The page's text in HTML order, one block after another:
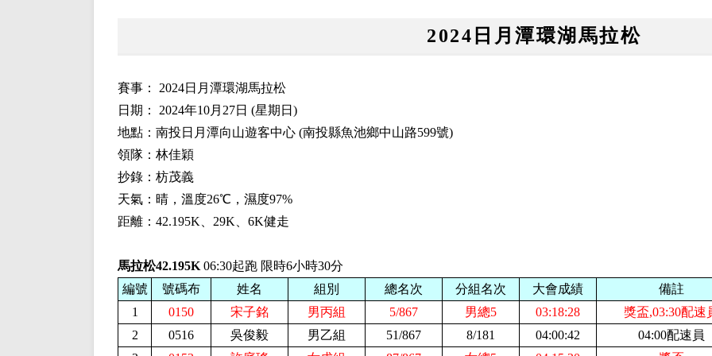
2024日月潭環湖馬拉松
賽事： 2024日月潭環湖馬拉松
日期： 2024年10月27日 (星期日)
地點：南投日月潭向山遊客中心 (南投縣魚池鄉中山路599號)
領隊：林佳穎
抄錄：枋茂義
天氣：晴，溫度26℃，濕度97%
距離：42.195K、29K、6K健走
馬拉松42.195K 06:30起跑 限時6小時30分
編號
號碼布 姓名 組別 總名次 分組名次 大會成績
備註
1
0150 宋子銘 男丙組 5/867 男總5 03:18:28
獎盃,03:30配速
2
0516 吳俊毅 男乙組 51/867 8/181 04:00:42
04:00配速員